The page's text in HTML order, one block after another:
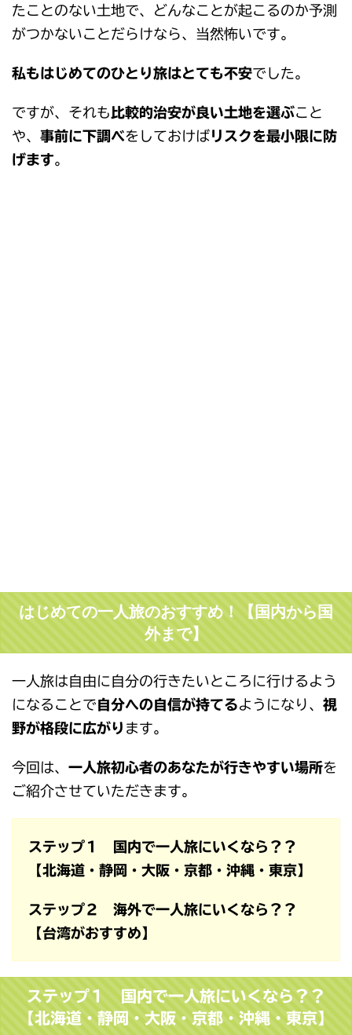
たことのない土地で、どんなことが起こるのか予測
がつかないことだらけなら、当然怖いです。
私もはじめてのひとり旅はとても不安でした。
ですが、それも 比較的治安が良い土地を選ぶこと
や、 事前に下調べをしておけばリスクを最小限に防
げます。
はじめての一人旅のおすすめ！【国内から国
外まで】
一人旅は自由に自分の行きたいところに行けるよう
になることで自分への自信が持てるようになり、 視
野が格段に広がり ます。
今回は、 一人旅初心者のあなたが行きやすい場所を
ご紹介させていただきます。
ステップ１ 国内で一人旅にいくなら？？
【北海道・静岡・大阪・京都・沖縄・東京】
ステップ２ 海外で一人旅にいくなら？？
【台湾がおすすめ】
ステッ プ１ 国内で一人旅にいくなら？？
【北海道・静岡・大阪・京都・沖縄・東京】